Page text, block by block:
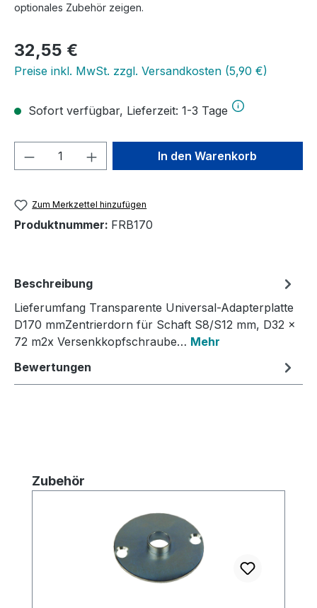
optionales Zubehör zeigen.
Regulärer Preis:
32,55 €
Preise inkl. MwSt. zzgl. Versandkosten (5,90 €)
Sofort verfügbar, Lieferzeit: 1-3 Tage
Produkt Anzahl: Gib denIn den Warenkorb
Zum Merkzettel hinzufügen
Produktnummer: FRB170
Beschreibung
Lieferumfang Transparente Universal-Adapterplatte
D170 mmZentrierdorn für Schaft S8/S12 mm, D32 ×
72 m2x Versenkkopfschraube… Mehr
Bewertungen
Produktgalerie überspringen
Zubehör